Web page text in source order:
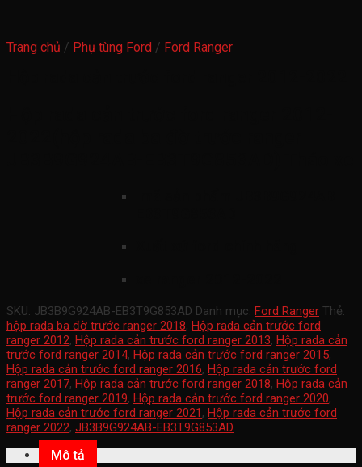
Trang chủ / Phụ tùng Ford / Ford Ranger
SKU: JB3B9G924AB-EB3T9G853AD Danh mục: Ford Ranger Thẻ:
hộp rada ba đờ trước ranger 2018, Hộp rada cản trước ford
ranger 2012, Hộp rada cản trước ford ranger 2013, Hộp rada cản
trước ford ranger 2014, Hộp rada cản trước ford ranger 2015,
Hộp rada cản trước ford ranger 2016, Hộp rada cản trước ford
ranger 2017, Hộp rada cản trước ford ranger 2018, Hộp rada cản
trước ford ranger 2019, Hộp rada cản trước ford ranger 2020,
Hộp rada cản trước ford ranger 2021 , Hộp rada cản trước ford
ranger 2022, JB3B9G924AB-EB3T9G853AD
Mô tả